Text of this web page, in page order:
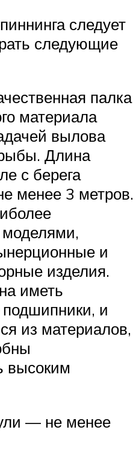
следует
следующие
палка
материала
вылова
Длина
с берега
менее 3 метров.
и
изделия.
иметь
и
из материалов,
высоким
— не менее